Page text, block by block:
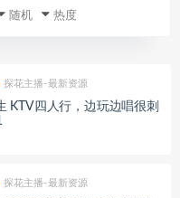
随机 热度
探花主播-最新资源
刺
探花主播-最新资源